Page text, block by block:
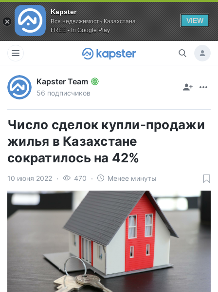
Kapster
Вся недвижимость Казахстана
FREE - In Google Play
VIEW
Kapster Team
56 подписчиков
Число сделок купли-продажи
жилья в Казахстане
сократилось на 42%
10 июня 2022 470 Менее минуты